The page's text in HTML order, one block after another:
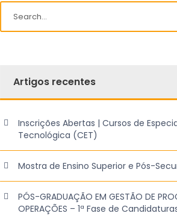
Artigos recentes
Inscrições Abertas | Cursos de
Tecnológica (CET)
Mostra de Ensino Superior e Pós-
PÓS-GRADUAÇÃO EM GESTÃO DE
OPERAÇÕES – 1ª Fase de